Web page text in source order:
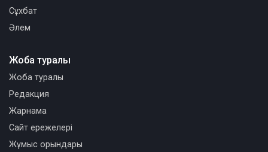
Сұхбат
Әлем
Жоба туралы
Жоба туралы
Редакция
Жарнама
Сайт ережелері
Жұмыс орындары